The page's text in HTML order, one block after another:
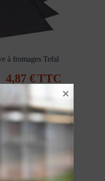
à fromages Tefal
4,87 €TTC
panier